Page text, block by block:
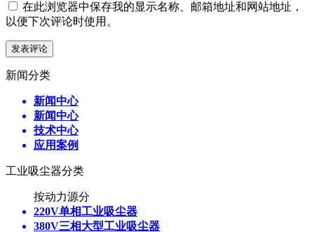
在此浏览器中保存我的显示名称、邮箱地址和网站地址，
以便下次评论时使用。
新闻分类
新闻中心
新闻中心
技术中心
应用案例
工业吸尘器分类
按动力源分
220V单相工业吸尘器
380V三相大型工业吸尘器